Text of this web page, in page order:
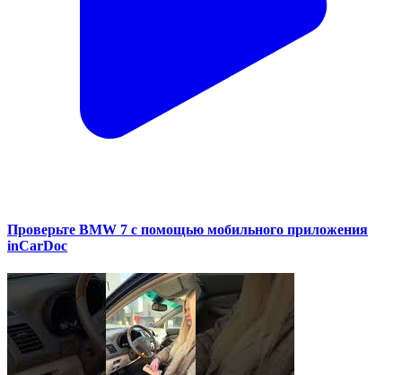
Проверьте BMW 7 с помощью мобильного приложения
inCarDoc